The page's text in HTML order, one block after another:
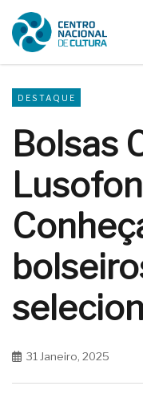
DESTAQUE
Bolsas
31 Janeiro, 2025